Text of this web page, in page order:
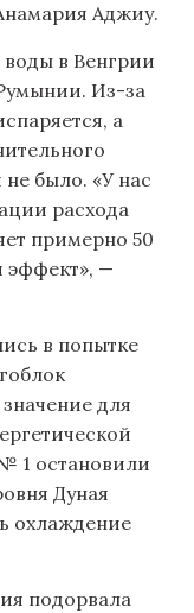
Аджиу.
воды в Венгрии
Из-за
а
было. «У нас
расхода
примерно 50
эффект», —
в попытке
для
1 остановили
Дуная
охлаждение
подорвала